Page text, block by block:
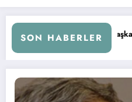
SON HABERLER
Radyocular ile Buluştu